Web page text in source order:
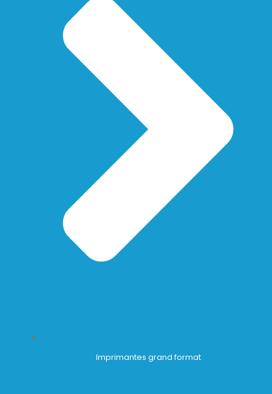
Imprimantes grand format